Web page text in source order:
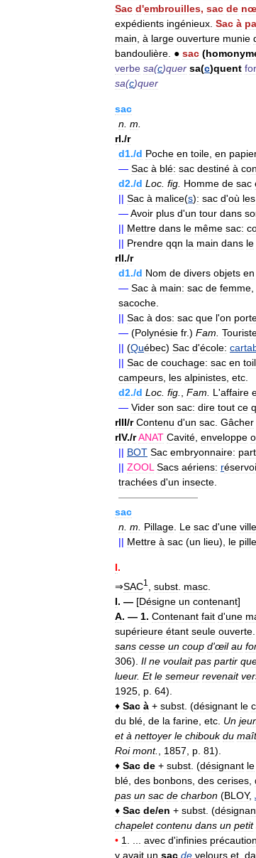
Sac d'embrouilles, sac de
expédients ingénieux Sac à
main à large ouverture munie
bandoulière ● sac (
verbe sa(c)quer sa(c)quent
sa(c)quer
sac
n m
rI./r
d1./d Poche en toile en papier
— Sac à blé: sac destiné à
d2./d Loc fig Homme de sac
|| Sac à malice(s): sac d'où les
—Avoir plus d'un tour dans
|| Mettre dans le même sac:
|| Prendre qqn la main dans le
rII./r
d1./d Nom de divers objets en
— Sac à main: sac de femme
sacoche
|| Sac à dos: sac que l'on
— (Polynésie fr.) Fam
|| (Québec) Sac d'école:
|| Sac de couchage: sac en
campeurs les alpinistes etc
d2./d Loc fig Fam L 'affaire
— Vider son sac: dire tout ce
rIII/r Contenu d'un sac Gâcher
rIV./rANAT Cavité enveloppe
|| BOT Sac embryonnaire:
|| ZOOL Sacs aériens: r
trachées d'un insecte
————————
sac
n m Pillage Le sac d'une ville
|| Mettre à sac (un lieu), le
I.
⇒SAC1 subst masc
I. — [Désigne un contenant]
A. — 1. Contenant fait d'une
supérieure étant seule ouverte
sans cesse un coup d'œil au
306). Il ne voulait pas partir
lueur. Et le semeur revenait
1925 p 64).
♦ Sac à + subst . (désignant le
du blé de la farine etc Un
et à nettoyer le chibouk du
Roi mont. 1857 p 81).
♦ Sac de + subst . (désignant le
blé des bonbons des cerises
pas un sac de charbon (BLOY,
♦ Sac de/en + subst . (
chapelet contenu dans un petit
• 1 avec d'infinies
y avait un sac de velours et